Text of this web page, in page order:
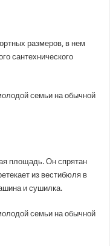
размеров, в нем
сантехнического
площадь. Он спрятан
из вестибюля в
и сушилка.